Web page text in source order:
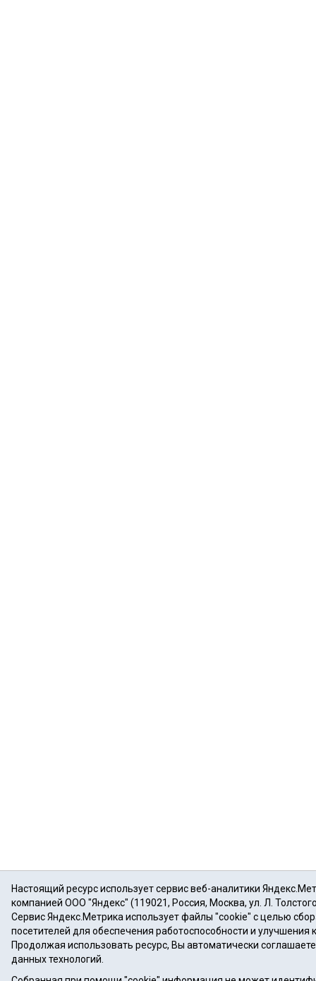
Настоящий ресурс использует сервис веб-аналитики
компанией ООО "Яндекс" (119021, Россия, Москва, ул. Л.
Сервис Яндекс.Метрика использует файлы "cookie" с целью
посетителей для обеспечения работоспособности и улучшения
Продолжая использовать ресурс, Вы автоматически
данных технологий.